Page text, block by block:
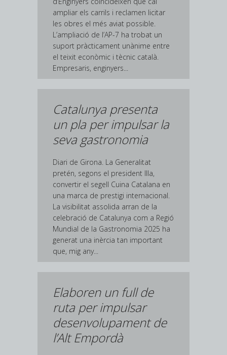
ampliar els carrils i reclamen licitar
les obres el més aviat possible.
L’ampliació de l’AP-7 ha trobat un
suport pràcticament unànime entre
el teixit econòmic i tècnic català.
Empresaris, enginyers...
Catalunya presenta
un pla per impulsar la
seva gastronomia
Diari de Girona. La Generalitat
pretén, segons el president Illa,
convertir el segell Cuina Catalana en
una marca de prestigi internacional.
La visibilitat assolida arran de la
celebració de Catalunya com a Regió
Mundial de la Gastronomia 2025 ha
generat una inèrcia tan important
que, mig any...
Elaboren un full de
ruta per impulsar
desenvolupament de
l’Alt Empordà